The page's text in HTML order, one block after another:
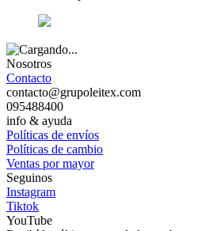
Nosotros
Contacto
contacto@grupoleitex.com
095488400
info & ayuda
Políticas de envíos
Políticas de cambio
Ventas por mayor
Seguinos
Instagram
Tiktok
YouTube